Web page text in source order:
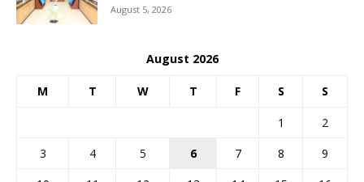
August 5, 2026
August 2026
M T W T F S S
1
2
3
4 5 6 7 8
9